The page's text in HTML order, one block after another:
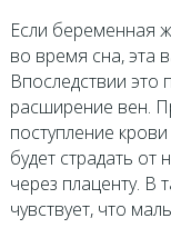
Если беременная
во время сна, эта
Впоследствии это
расширение вен.
поступление
будет страдать от
через плаценту.
чувствует, что